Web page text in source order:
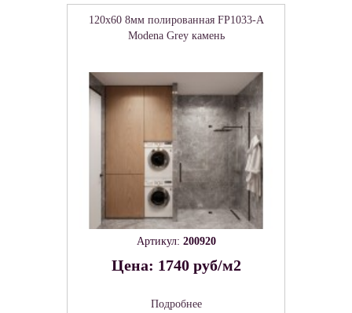
120x60 8мм полированная FP1033-A
Modena Grey камень
Артикул: 200920
Цена: 1740 руб/м2
Подробнее